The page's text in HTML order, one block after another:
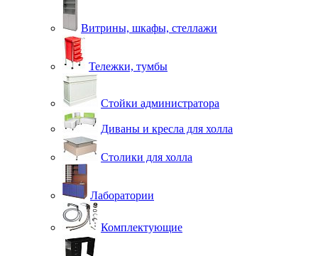
Витрины, шкафы, стеллажи
Тележки, тумбы
Стойки администратора
Диваны и кресла для холла
Столики для холла
Лаборатории
Комплектующие